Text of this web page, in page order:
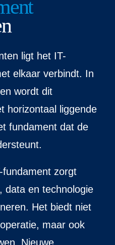
ligt het IT-
elkaar verbindt. In
wordt dit
horizontaal liggende
fundament dat de
fundament zorgt
data en technologie
Het biedt niet
maar ook
Nieuwe